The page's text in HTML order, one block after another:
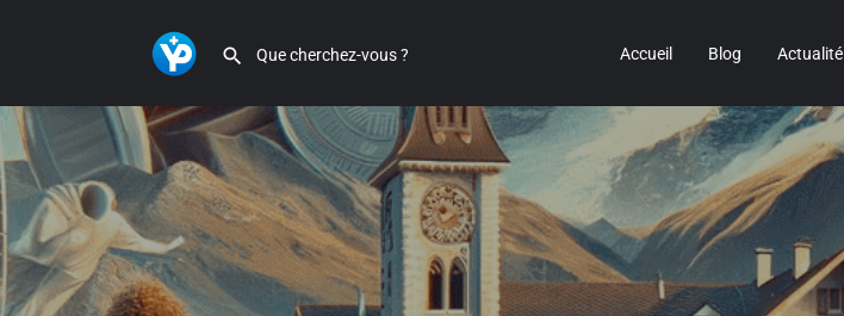
Accueil Blog Actualité